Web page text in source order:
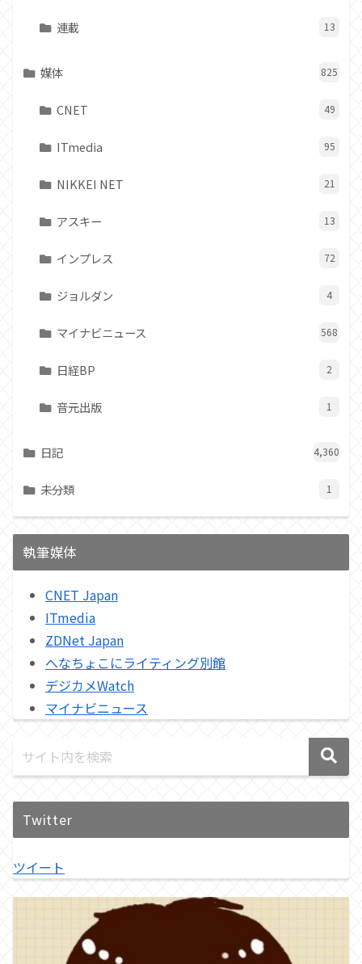
連載 13
媒体 825
CNET 49
ITmedia 95
NIKKEI NET 21
アスキー 13
インプレス 72
ジョルダン 4
マイナビニュース 568
日経BP 2
音元出版 1
日記 4,360
未分類 1
執筆媒体
CNET Japan
ITmedia
ZDNet Japan
へなちょこにライティング別館
デジカメWatch
マイナビニュース
Twitter
ツイート